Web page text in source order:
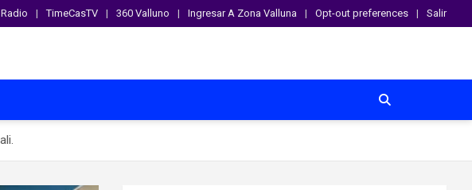
TimeCasTV 360 Valluno Ingresar A Zona Valluna Opt-out preferences Salir